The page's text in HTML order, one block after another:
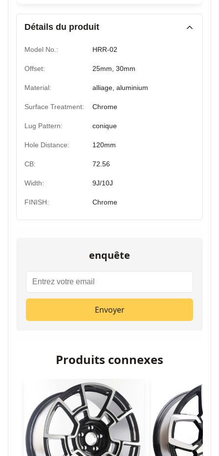
Détails du produit
Model No.: HRR-02
Offset: 25mm, 30mm
Material: alliage, aluminium
Surface Treatment: Chrome
Lug Pattern: conique
Hole Distance: 120mm
CB: 72.56
Width: 9J/10J
FINISH: Chrome
enquête
Envoyer
Produits connexes